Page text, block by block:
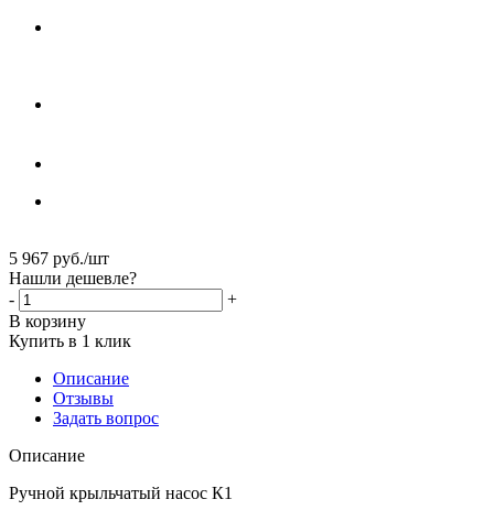
5 967 руб./шт
Нашли дешевле?
-
+
В корзину
Купить в 1 клик
Описание
Отзывы
Задать вопрос
Описание
Ручной крыльчатый насос К1